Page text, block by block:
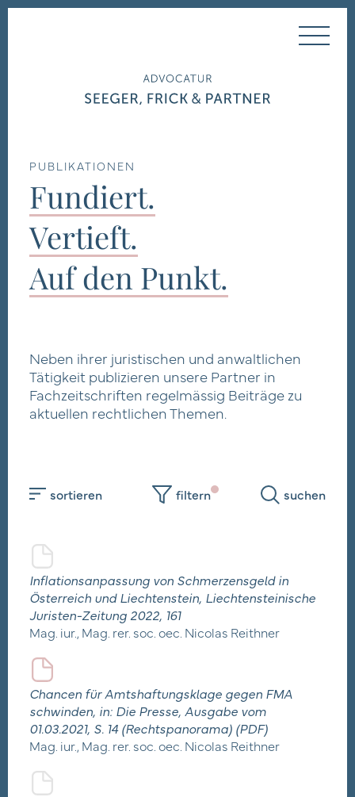
Tätigkeitsgebiete
Team
Publikationen
Datenschutz
PUBLIKATIONEN
Fundiert.
Vertieft.
Auf den Punkt.
Neben ihrer juristischen und anwaltlichen
Tätigkeit publizieren unsere Partner in
Fachzeitschriften regelmässig Beiträge zu
aktuellen rechtlichen Themen.
Inflationsanpassung von Schmerzensgeld in
Österreich und Liechtenstein, Liechtensteinische
Juristen-Zeitung 2022, 161
Mag. iur., Mag. rer. soc. oec. Nicolas Reithner
Chancen für Amtshaftungsklage gegen FMA
schwinden, in: Die Presse, Ausgabe vom
01.03.2021, S. 14 (Rechtspanorama) (PDF)
Mag. iur., Mag. rer. soc. oec. Nicolas Reithner
sortieren filtern suchen